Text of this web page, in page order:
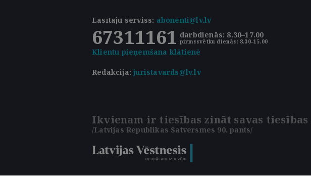
Lasītāju serviss: abonenti@lv.lv
67311161 darbdienās: 8.30–17.00
pirmssvētku dienās: 8.30–15.00
Klientu pieņemšana klātienē
Redakcija:juristavards@lv.lv
Ikvienam ir tiesības zināt savas tiesības
/Latvijas Republikas Satversmes 90. pants/